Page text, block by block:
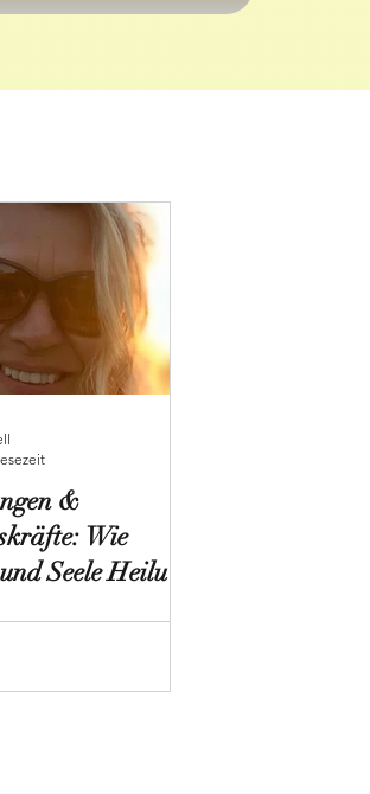
&
Wie
Seele Heilung